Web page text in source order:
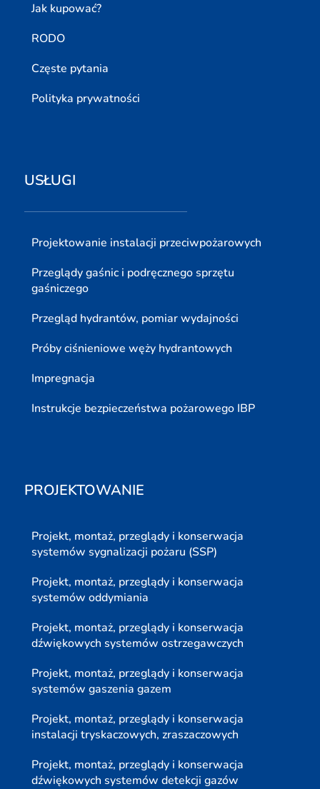
Jak kupować?
RODO
Częste pytania
Polityka prywatności
USŁUGI
Projektowanie instalacji przeciwpożarowych
Przeglądy gaśnic i podręcznego sprzętu
gaśniczego
Przegląd hydrantów, pomiar wydajności
Próby ciśnieniowe węży hydrantowych
Impregnacja
Instrukcje bezpieczeństwa pożarowego IBP
PROJEKTOWANIE
Projekt, montaż, przeglądy i konserwacja
systemów sygnalizacji pożaru (SSP)
Projekt, montaż, przeglądy i konserwacja
systemów oddymiania
Projekt, montaż, przeglądy i konserwacja
dźwiękowych systemów ostrzegawczych
Projekt, montaż, przeglądy i konserwacja
systemów gaszenia gazem
Projekt, montaż, przeglądy i konserwacja
instalacji tryskaczowych, zraszaczowych
Projekt, montaż, przeglądy i konserwacja
dźwiękowych systemów detekcji gazów